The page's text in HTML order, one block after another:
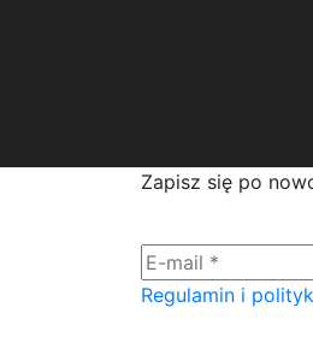
Zapisz się po
Regulamin i